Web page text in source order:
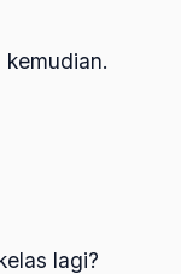
lagi?